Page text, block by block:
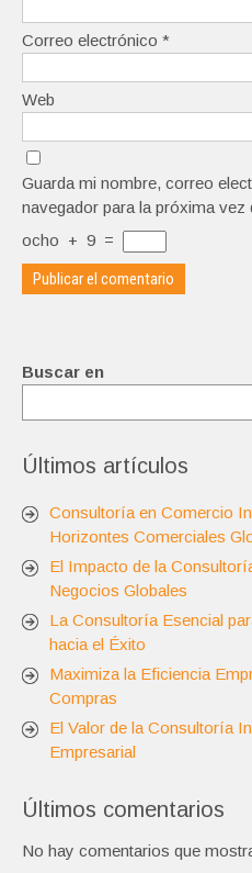
Correo electrónico *
Web
Guarda mi nombre, correo
navegador para la próxima vez
ocho + 9 =
Buscar en
Últimos artículos
Consultoría en Comercio
Horizontes Comerciales
El Impacto de la
Negocios Globales
La Consultoría Esencial
hacia el Éxito
Maximiza la Eficiencia
Compras
El Valor de la Consultoría
Empresarial
Últimos comentarios
No hay comentarios que